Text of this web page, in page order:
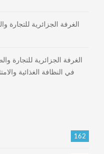
الغرفة الجزائرية للتجارة
الغرفة الجزائرية للتجارة
في النظافة الغذائية
162